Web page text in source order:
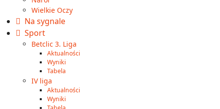
Wielkie Oczy
Na sygnale
Sport
Betclic 3. Liga
Aktualności
Wyniki
Tabela
IV liga
Aktualności
Wyniki